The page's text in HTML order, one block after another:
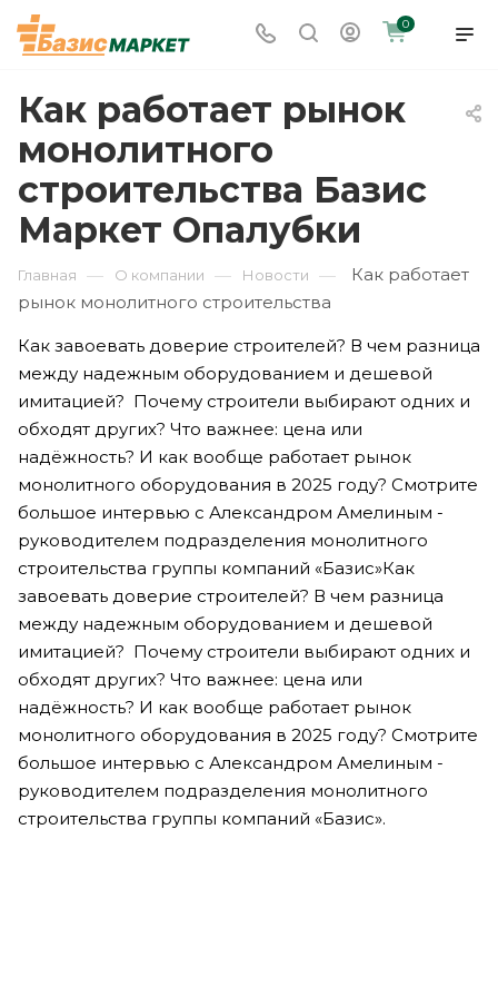
0
Как работает рынок
монолитного
строительства Базис
Маркет Опалубки
Главная — О компании — Новости —
Как работает
рынок монолитного строительства
Как завоевать доверие строителей? В чем разница
между надежным оборудованием и дешевой
имитацией? Почему строители выбирают одних и
обходят других? Что важнее: цена или
надёжность? И как вообще работает рынок
монолитного оборудования в 2025 году? Смотрите
большое интервью с Александром Амелиным -
руководителем подразделения монолитного
строительства группы компаний «Базис»Как
завоевать доверие строителей? В чем разница
между надежным оборудованием и дешевой
имитацией? Почему строители выбирают одних и
обходят других? Что важнее: цена или
надёжность? И как вообще работает рынок
монолитного оборудования в 2025 году? Смотрите
большое интервью с Александром Амелиным -
руководителем подразделения монолитного
строительства группы компаний «Базис».